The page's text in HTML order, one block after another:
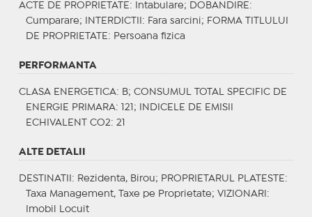
ACTE DE PROPRIETATE : Intabulare; DOBANDIRE :
Cumparare;
INTERDICTII : Fara sarcini; FORMA TITLULUI
DE PROPRIETATE : Persoana fizica
PERFORMANTA
CLASA ENERGETICA: B; CONSUMUL TOTAL SPECIFIC DE
ENERGIE PRIMARA: 121;
INDICELE DE EMISII
ECHIVALENT CO2: 21
ALTE DETALII
DESTINATII : Rezidenta, Birou; PROPRIETARUL PLATESTE :
Taxa Management, Taxe pe Proprietate; VIZIONARI :
Imobil Locuit